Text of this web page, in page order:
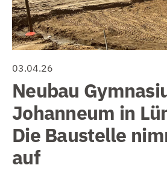
03.04.26
Neubau
Johanneum in
Die Baustelle
auf
Studien / Wettbewerbe